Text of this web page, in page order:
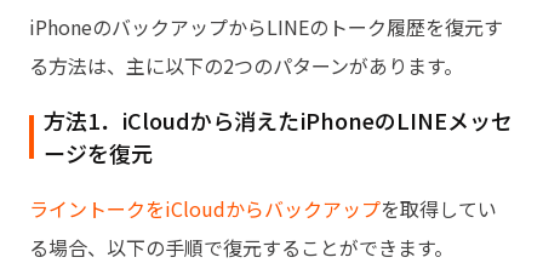
iPhoneのバックアップからLINEのトーク履歴を復元す
る方法は、主に以下の2つのパターンがあります。
方法1．iCloudから消えたiPhoneのLINEメッセ
ージを復元
ライントークをiCloudからバックアップを取得してい
る場合、以下の手順で復元することができます。